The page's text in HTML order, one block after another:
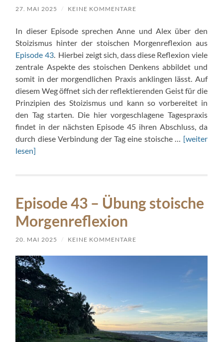
27. MAI 2025 / KEINE KOMMENTARE
In dieser Episode sprechen Anne und Alex über den
Stoizismus hinter der stoischen Morgenreflexion aus
Episode 43. Hierbei zeigt sich, dass diese Reflexion viele
zentrale Aspekte des stoischen Denkens abbildet und
somit in der morgendlichen Praxis anklingen lässt. Auf
diesem Weg öffnet sich der reflektierenden Geist für die
Prinzipien des Stoizismus und kann so vorbereitet in
den Tag starten. Die hier vorgeschlagene Tagespraxis
findet in der nächsten Episode 45 ihren Abschluss, da
durch diese Verbindung der Tag eine stoische … [weiter
lesen]
Episode 43 – Übung stoische
Morgenreflexion
20. MAI 2025 / KEINE KOMMENTARE